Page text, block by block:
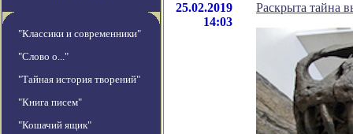
"Классики и современники"
"Слово о..."
"Тайная история творений"
"Книга писем"
"Кошачий ящик"
25.02.2019
14:03
Раскрыта тайна